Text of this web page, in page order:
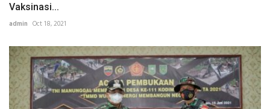
Vaksinasi...
admin Oct 18, 2021